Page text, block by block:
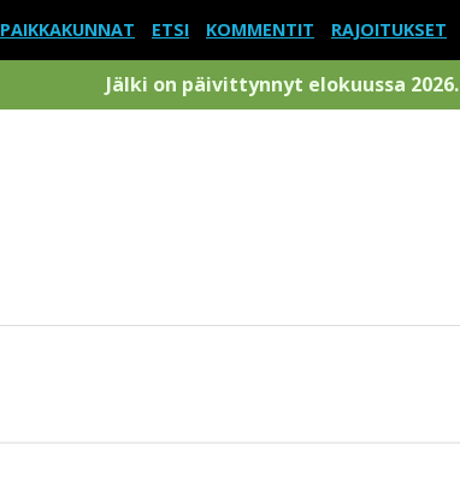
PAIKKAKUNNAT ETSI KOMMENTIT RAJOITUKSET
Jälki on päivittynnyt elokuussa 2026.